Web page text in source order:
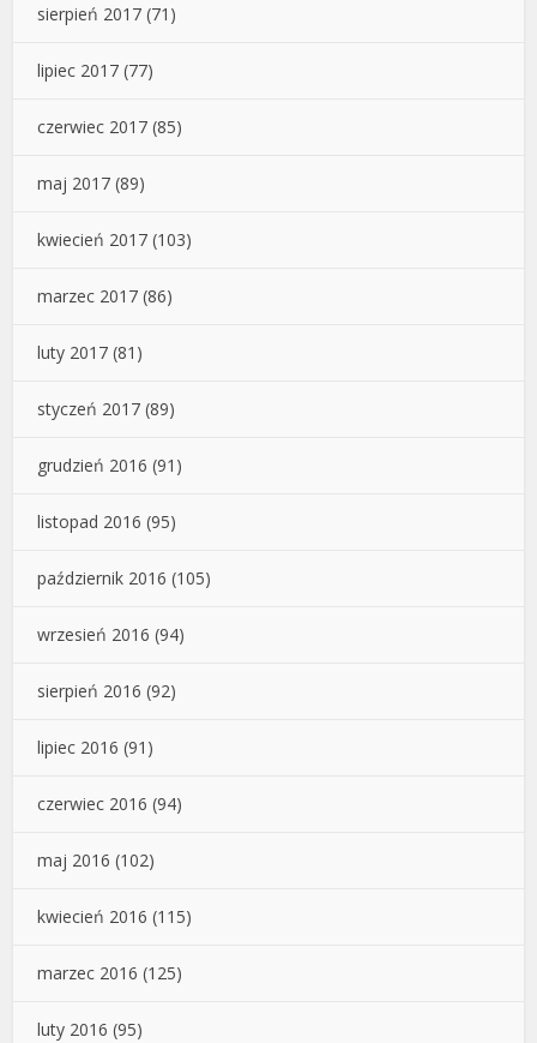
sierpień 2017 (71)
lipiec 2017 (77)
czerwiec 2017 (85)
maj 2017 (89)
kwiecień 2017 (103)
marzec 2017 (86)
luty 2017 (81)
styczeń 2017 (89)
grudzień 2016 (91)
listopad 2016 (95)
październik 2016 (105)
wrzesień 2016 (94)
sierpień 2016 (92)
lipiec 2016 (91)
czerwiec 2016 (94)
maj 2016 (102)
kwiecień 2016 (115)
marzec 2016 (125)
luty 2016 (95)